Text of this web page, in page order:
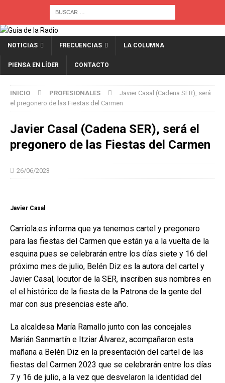
NOTICIAS FRECUENCIAS LA COLUMNA
PIENSA EN LÍDER CONTACTO
INICIO PROFESIONALES
Javier Casal (Cadena SER), será
el pregonero de las Fiestas del Carmen
Javier Casal (Cadena SER), será el
pregonero de las Fiestas del Carmen
26/06/2023
Javier Casal
Carriola.es informa que ya tenemos cartel y pregonero
para las fiestas del Carmen que están ya a la vuelta de la
esquina pues se celebrarán entre los días siete y 16 del
próximo mes de julio, Belén Diz es la autora del cartel y
Javier Casal, locutor de la SER, inscriben sus nombres en
el el histórico de la fiesta de la Patrona de la gente del
mar con sus presencias este año.
La alcaldesa María Ramallo junto con las concejales
Marián Sanmartín e Itziar Álvarez, acompañaron esta
mañana a Belén Diz en la presentación del cartel de las
fiestas del Carmen 2023 que se celebrarán entre los días
7 y 16 de julio, a la vez que desvelaron la identidad del